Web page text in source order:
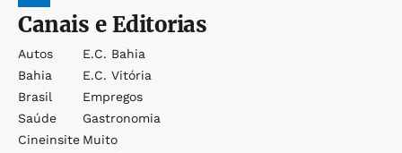
Canais e Editorias
Autos
Bahia
Brasil
Saúde
Cineinsite
E.c. Bahia
E.c. Vitória
Empregos
Gastronomia
Muito